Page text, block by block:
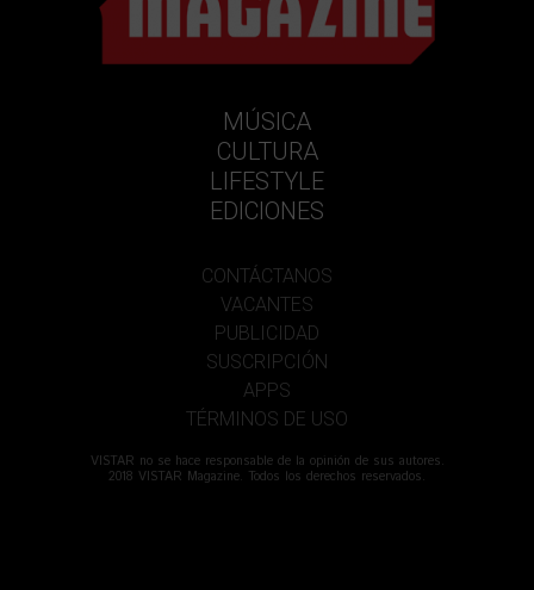
MÚSICA
CULTURA
LIFESTYLE
EDICIONES
CONTÁCTANOS
VACANTES
PUBLICIDAD
SUSCRIPCIÓN
APPS
TÉRMINOS DE USO
VISTAR no se hace responsable de la opinión de sus autores.
2018 VISTAR Magazine. Todos los derechos reservados.